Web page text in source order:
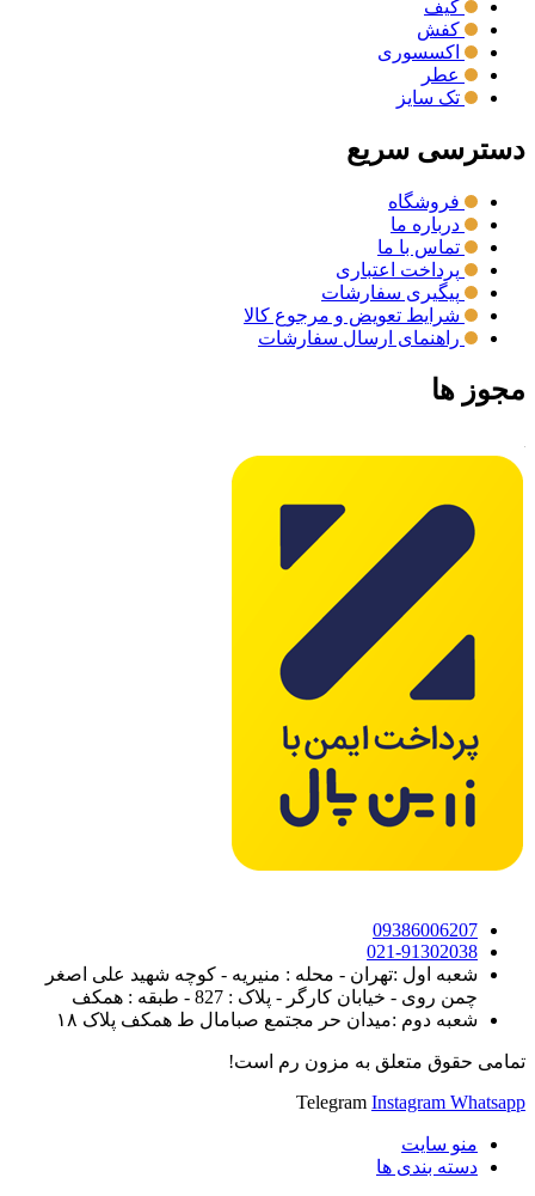
کیف
کفش
اکسسوری
عطر
تک سایز
دسترسی سریع
فروشگاه
درباره ما
تماس با ما
پرداخت اعتباری
پیگیری سفارشات
شرایط تعویض و مرجوع کالا
راهنمای ارسال سفارشات
مجوز ها
09386006207
021-91302038
شعبه اول :تهران - محله : منیریه - کوچه شهید علی اصغر
چمن روی - خیابان کارگر - پلاک : 827 - طبقه : همکف
شعبه دوم :میدان حر مجتمع صبامال ط همکف پلاک ۱۸
تمامی حقوق متعلق به مزون رم است!
Telegram Instagram Whatsapp
منو سایت
دسته بندی ها